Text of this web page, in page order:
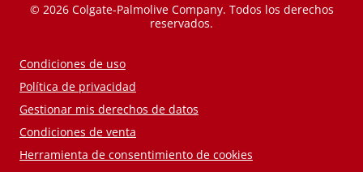
© 2026 Colgate-Palmolive Company. Todos los derechos
reservados.
Condiciones de uso
Política de privacidad
Gestionar mis derechos de datos
Condiciones de venta
Herramienta de consentimiento de cookies